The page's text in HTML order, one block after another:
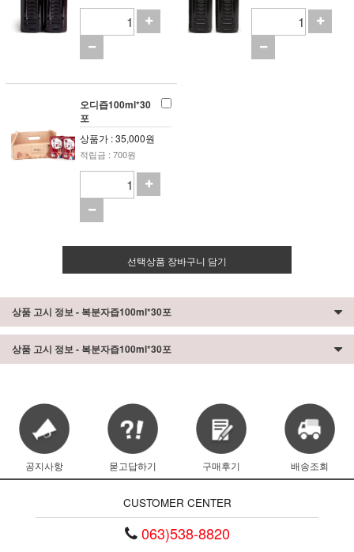
오디즙100ml*30
포
상품가 : 35,000원
적립금 : 700원
선택상품 장바구니 담기
상품 고시 정보 - 복분자즙100ml*30포
상품 고시 정보 - 복분자즙100ml*30포
공지사항 묻고답하기 구매후기 배송조회
CUSTOMER CENTER
063)538-8820